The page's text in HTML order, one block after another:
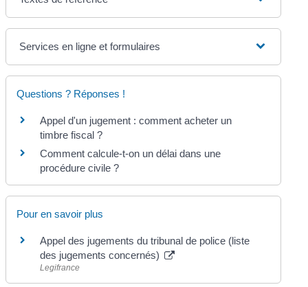
Services en ligne et formulaires
Questions ? Réponses !
Appel d'un jugement : comment acheter un
timbre fiscal ?
Comment calcule-t-on un délai dans une
procédure civile ?
Pour en savoir plus
Appel des jugements du tribunal de police (liste
des jugements concernés)
Legifrance